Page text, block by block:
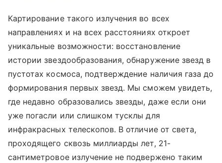
Картирование такого излучения во всех
направлениях и на всех расстояниях откроет
уникальные возможности: восстановление
истории звездообразования, обнаружение звезд в
пустотах космоса, подтверждение наличия газа до
формирования первых звезд. Мы сможем увидеть,
где недавно образовались звезды, даже если они
уже погасли или слишком тусклы для
инфракрасных телескопов. В отличие от света,
проходящего сквозь миллиарды лет, 21-
сантиметровое излучение не подвержено таким